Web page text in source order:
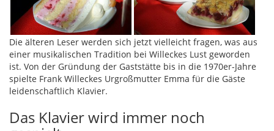
Die älteren Leser werden sich jetzt vielleicht fragen, was aus
einer musikalischen Tradition bei Willeckes Lust geworden
ist. Von der Gründung der Gaststätte bis in die 1970er-Jahre
spielte Frank Willeckes Urgroßmutter Emma für die Gäste
leidenschaftlich Klavier.
Das Klavier wird immer noch